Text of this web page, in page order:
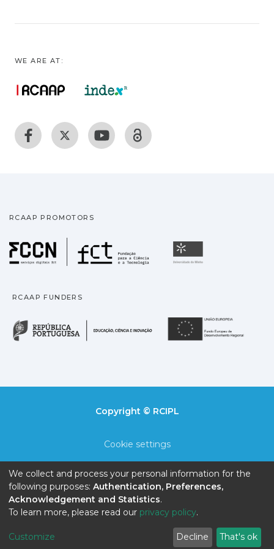
WE ARE AT:
RCAAP PROMOTORS
Fundação para a
RCAAP FUNDERS
República Portuguesa
Copyright © RCIPL
Cookie settings
End User Agreement
Send Feedback
We collect and process your personal information for the
following purposes: Authentication, Preferences,
Acknowledgement and Statistics.
To learn more, please read our privacy policy.
Customize Decline That's ok